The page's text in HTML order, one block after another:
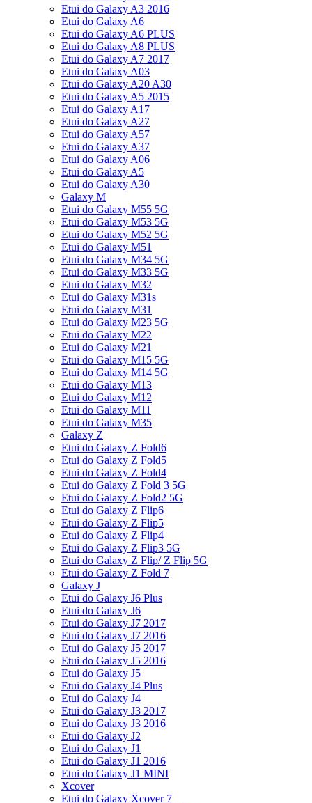
Etui do Galaxy A3 2016
Etui do Galaxy A6
Etui do Galaxy A6 PLUS
Etui do Galaxy A8 PLUS
Etui do Galaxy A7 2017
Etui do Galaxy A03
Etui do Galaxy A20 A30
Etui do Galaxy A5 2015
Etui do Galaxy A17
Etui do Galaxy A27
Etui do Galaxy A57
Etui do Galaxy A37
Etui do Galaxy A06
Etui do Galaxy A5
Etui do Galaxy A30
Galaxy M
Etui do Galaxy M55 5G
Etui do Galaxy M53 5G
Etui do Galaxy M52 5G
Etui do Galaxy M51
Etui do Galaxy M34 5G
Etui do Galaxy M33 5G
Etui do Galaxy M32
Etui do Galaxy M31s
Etui do Galaxy M31
Etui do Galaxy M23 5G
Etui do Galaxy M22
Etui do Galaxy M21
Etui do Galaxy M15 5G
Etui do Galaxy M14 5G
Etui do Galaxy M13
Etui do Galaxy M12
Etui do Galaxy M11
Etui do Galaxy M35
Galaxy Z
Etui do Galaxy Z Fold6
Etui do Galaxy Z Fold5
Etui do Galaxy Z Fold4
Etui do Galaxy Z Fold 3 5G
Etui do Galaxy Z Fold2 5G
Etui do Galaxy Z Flip6
Etui do Galaxy Z Flip5
Etui do Galaxy Z Flip4
Etui do Galaxy Z Flip3 5G
Etui do Galaxy Z Flip/ Z Flip 5G
Etui do Galaxy Z Fold 7
Galaxy J
Etui do Galaxy J6 Plus
Etui do Galaxy J6
Etui do Galaxy J7 2017
Etui do Galaxy J7 2016
Etui do Galaxy J5 2017
Etui do Galaxy J5 2016
Etui do Galaxy J5
Etui do Galaxy J4 Plus
Etui do Galaxy J4
Etui do Galaxy J3 2017
Etui do Galaxy J3 2016
Etui do Galaxy J2
Etui do Galaxy J1
Etui do Galaxy J1 2016
Etui do Galaxy J1 MINI
Xcover
Etui do Galaxy Xcover 7